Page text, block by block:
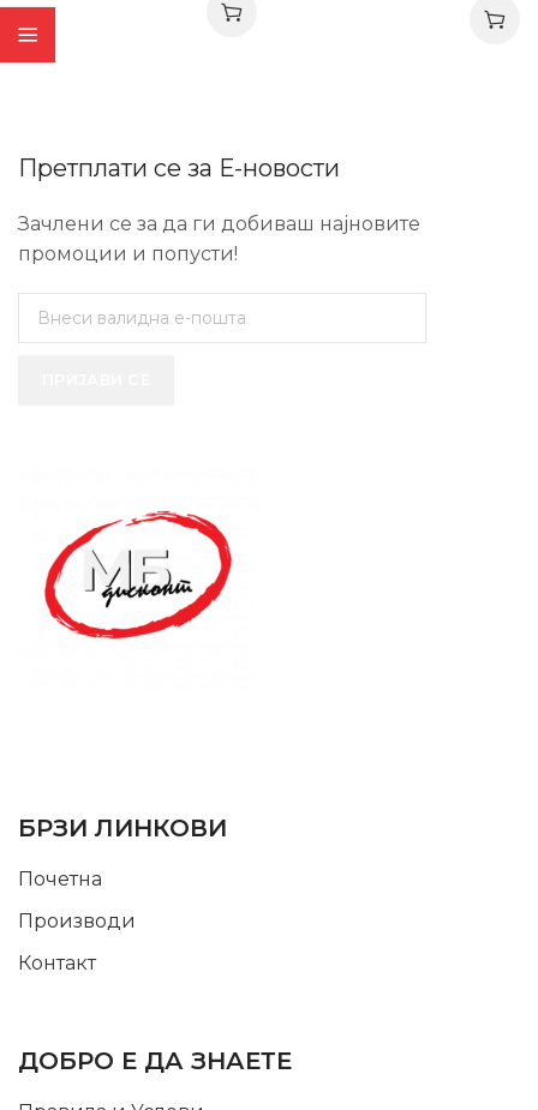
Претплати се за Е-новости
Зачлени се за да ги добиваш најновите
промоции и попусти!
БРЗИ ЛИНКОВИ
Почетна
Производи
Контакт
ДОБРО Е ДА ЗНАЕТЕ